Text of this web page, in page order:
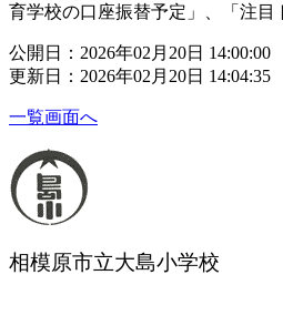
育学校の口座振替予定」、「注目
公開日：2026年02月20日 14:00:00
更新日：2026年02月20日 14:04:35
一覧画面へ
相模原市立大島小学校